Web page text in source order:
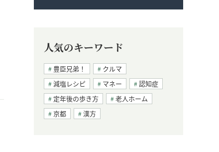
人気のキーワード
豊臣兄弟！
クルマ
減塩レシピ
マネー
認知症
定年後の歩き方
老人ホーム
京都
漢方